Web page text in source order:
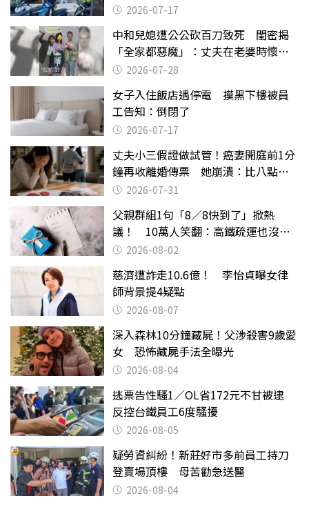
2026-07-17
中和兒媳遭公公砍百刀致死 閨密揭
「全家都惡魔」：丈夫在老婆時懷孕
摔東西
2026-07-28
女子入住飯店遇停電 摸黑下樓被員
工告知：倒閉了
2026-07-17
丈夫小三假證做試管！癌妻開庭前1分
鐘再收離婚傳票 她崩潰：比八點檔
還扯2026-07-31
父親群組1句「8／8快到了」掀熱
議！ 10萬人笑翻：高鐵疏運也沒列
父親節
2026-08-02
慈濟遭詐走10.6億！ 李怡貞曝女律
師背景提4疑點
2026-08-07
深入森林10分鐘藏屍！父涉殺害9歲愛
女 恐怖藏屍手法全曝光
2026-08-04
逃票告性騷1／OL省172元不甘被逮
反控台鐵員工6度騷擾
2026-08-05
疑勞資糾紛！新莊好市多前員工持刀
登賣場頂樓 母苦勸急送醫
2026-08-04